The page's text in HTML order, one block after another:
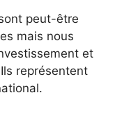
peut-être
mais nous
et
représentent